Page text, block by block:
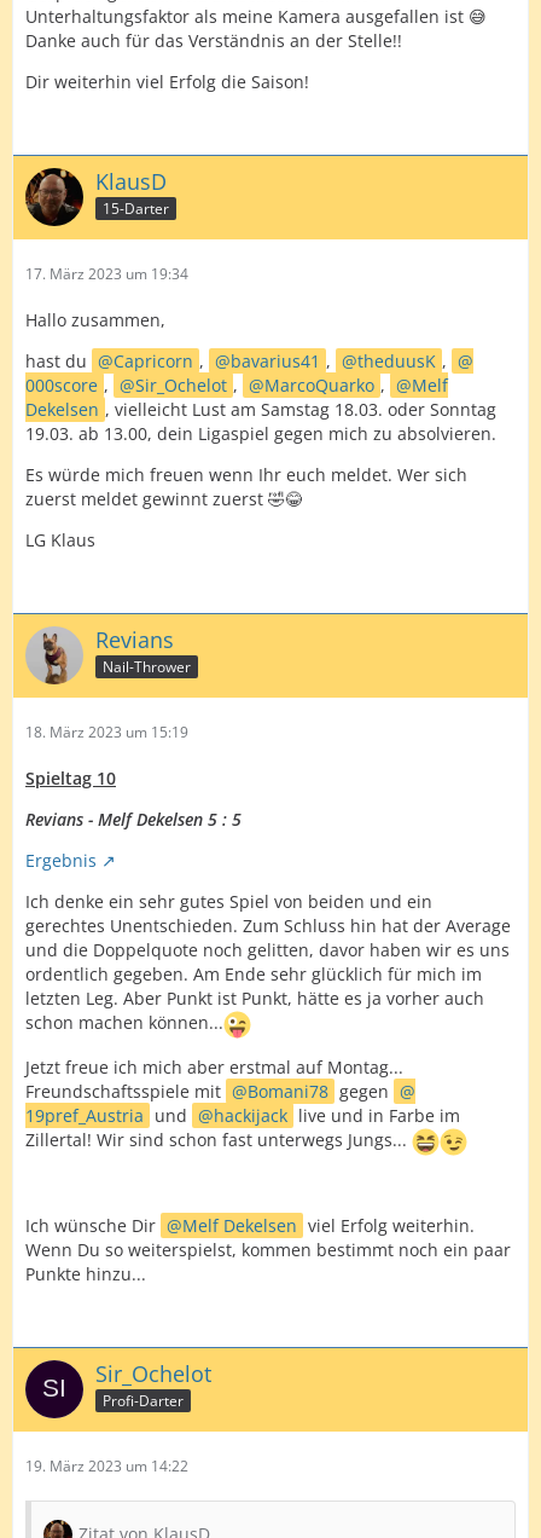
Unterhaltungsfaktor als meine Kamera ausgefallen ist 😅
Danke auch für das Verständnis an der Stelle!!
Dir weiterhin viel Erfolg die Saison!
KlausD
15-Darter
17. März 2023 um 19:34
Hallo zusammen,
hast du
Capricorn , bavarius41 , theduusK ,
000score , Sir_Ochelot , MarcoQuarko ,
Melf
Dekelsen , vielleicht Lust am Samstag 18.03. oder Sonntag
19.03. ab 13.00, dein Ligaspiel gegen mich zu absolvieren.
Es würde mich freuen wenn Ihr euch meldet. Wer sich
zuerst meldet gewinnt zuerst 🤣😂
LG Klaus
Revians
Nail-Thrower
18. März 2023 um 15:19
Spieltag 10
Revians - Melf Dekelsen 5 : 5
Ergebnis
Ich denke ein sehr gutes Spiel von beiden und ein
gerechtes Unentschieden. Zum Schluss hin hat der Average
und die Doppelquote noch gelitten, davor haben wir es uns
ordentlich gegeben. Am Ende sehr glücklich für mich im
letzten Leg. Aber Punkt ist Punkt, hätte es ja vorher auch
schon machen können...
Jetzt freue ich mich aber erstmal auf Montag...
Freundschaftsspiele mit
Bomani78 gegen
19pref_Austria und hackijack live und in Farbe im
Zillertal! Wir sind schon fast unterwegs Jungs...
Ich wünsche Dir Melf Dekelsen viel Erfolg weiterhin.
Wenn Du so weiterspielst, kommen bestimmt noch ein paar
Punkte hinzu...
Sir_Ochelot
Profi-Darter
19. März 2023 um 14:22
Zitat von KlausD